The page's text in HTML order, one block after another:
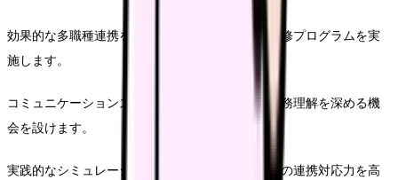
効果的な多職種連携を実現するため、定期的な研修プログラムを実
施します。
コミュニケーションスキルの向上や、他職種の業務理解を深める機
会を設けます。
実践的なシミュレーション訓練を通じて、緊急時の連携対応力を高